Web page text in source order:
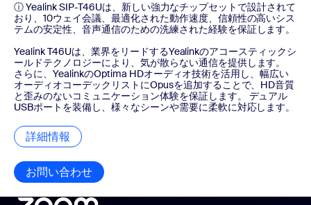
ⓘ Yealink SIP-T46Uは、新しい強力なチップセットで設計されて
おり、10ウェイ会議、最適化された動作速度、信頼性の高いシス
テムの安定性、音声通信のための洗練された経験を保証します。
Yealink T46Uは、業界をリードするYealinkのアコースティックシ
ールドテクノロジーにより、気が散らない通信を提供します。
さらに、YealinkのOptima HDオーディオ技術を活用し、幅広い
オーディオコーデックリストにOpusを追加することで、HD音質
と歪みのないコミュニケーション体験を保証します。 デュアル
USBポートを装備し、様々なシーンや需要に柔軟に対応します。
詳細情報 詳細情報
お問い合わせ お問い合わせ